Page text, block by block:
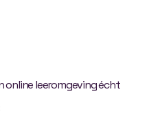
online leeromgeving écht